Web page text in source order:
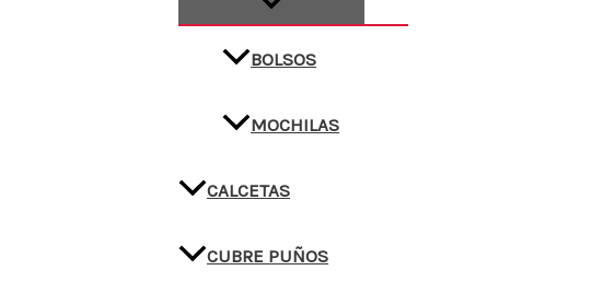
BOLSOS
MOCHILAS
CALCETAS
CUBRE PUÑOS